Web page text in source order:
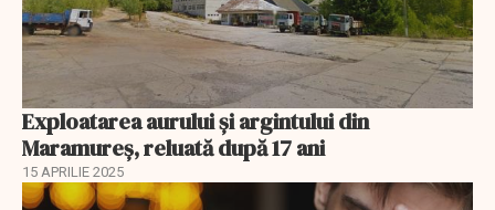
Exploatarea aurului și argintului din
Maramureș, reluată după 17 ani
15 APRILIE 2025